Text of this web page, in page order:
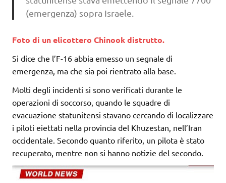
(emergenza) sopra Israele.
Foto di un elicottero Chinook distrutto.
Si dice che l’F-16 abbia emesso un segnale di
emergenza, ma che sia poi rientrato alla base.
Molti degli incidenti si sono verificati durante le
operazioni di soccorso, quando le squadre di
evacuazione statunitensi stavano cercando di localizzare
i piloti eiettati nella provincia del Khuzestan, nell’Iran
occidentale. Secondo quanto riferito, un pilota è stato
recuperato, mentre non si hanno notizie del secondo.